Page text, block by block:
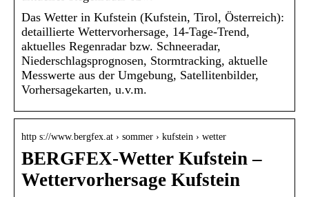
Das Wetter in Kufstein (Kufstein, Tirol, Österreich):
detaillierte Wettervorhersage, 14-Tage-Trend,
aktuelles Regenradar bzw. Schneeradar,
Niederschlagsprognosen, Stormtracking, aktuelle
Messwerte aus der Umgebung, Satellitenbilder,
Vorhersagekarten, u.v.m.
http s://www.bergfex.at › sommer › kufstein › wetter
BERGFEX-Wetter Kufstein –
Wettervorhersage Kufstein